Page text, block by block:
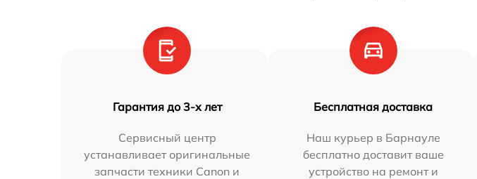
Гарантия до 3-х лет
Сервисный центр
устанавливает оригинальные
запчасти техники Canon и
Бесплатная доставка
Наш курьер в Барнауле
бесплатно доставит ваше
устройство на ремонт и